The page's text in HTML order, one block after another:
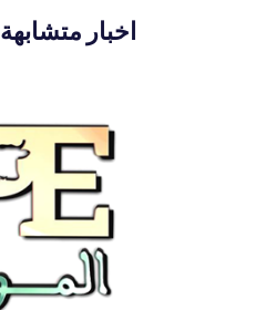
اخبار متشابهة